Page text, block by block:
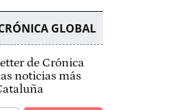
GLOBAL
de Crónica
noticias más